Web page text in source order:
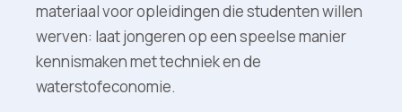
materiaal voor opleidingen die studenten willen
werven: laat jongeren op een speelse manier
kennismaken met techniek en de
waterstofeconomie.